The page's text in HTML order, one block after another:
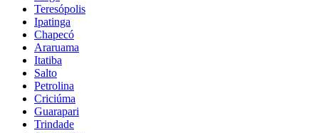
Teresópolis
Ipatinga
Chapecó
Araruama
Itatiba
Salto
Petrolina
Criciúma
Guarapari
Trindade